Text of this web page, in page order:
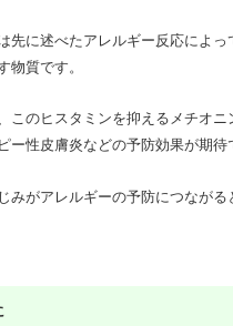
先に述べたアレルギー反応によっ
物質です。
このヒスタミンを抑えるメチオニ
ー性皮膚炎などの予防効果が期待
みがアレルギーの予防につながる